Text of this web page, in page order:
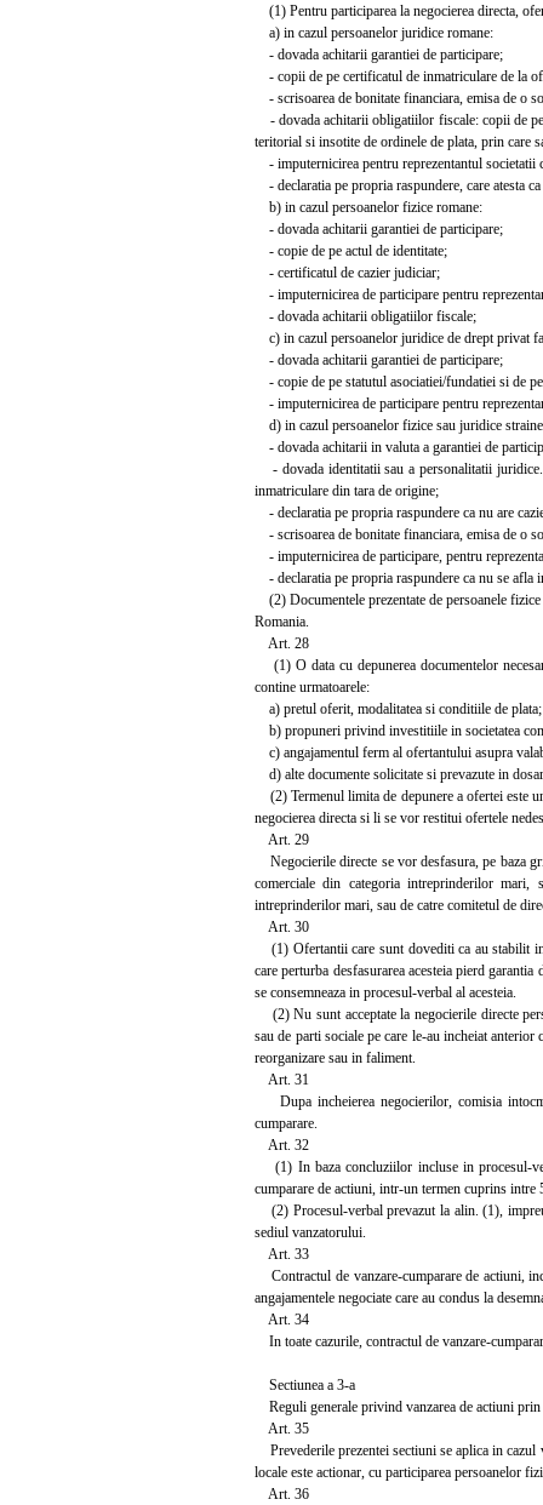
(1) Pentru participarea la negocierea directa,
a) in cazul persoanelor juridice romane:
- dovada achitarii garantiei de participare;
- copii de pe certificatul de inmatriculare de la
- scrisoarea de bonitate financiara, emisa de o
- dovada achitarii obligatiilor fiscale: copii de pe
teritorial si insotite de ordinele de plata, prin care
- imputernicirea pentru reprezentantul societatii
- declaratia pe propria raspundere, care atesta
b) in cazul persoanelor fizice romane:
- dovada achitarii garantiei de participare;
- copie de pe actul de identitate;
- certificatul de cazier judiciar;
- imputernicirea de participare pentru
- dovada achitarii obligatiilor fiscale;
c) in cazul persoanelor juridice de drept privat
- dovada achitarii garantiei de participare;
- copie de pe statutul asociatiei/fundatiei si de
- imputernicirea de participare pentru
d) in cazul persoanelor fizice sau juridice
- dovada achitarii in valuta a garantiei de
- dovada identitatii sau a personalitatii
inmatriculare din tara de origine;
- declaratia pe propria raspundere ca nu are
- scrisoarea de bonitate financiara, emisa de o
- imputernicirea de participare, pentru
- declaratia pe propria raspundere ca nu se afla
(2) Documentele prezentate de persoanele
Romania.
Art. 28
(1) O data cu depunerea documentelor
contine urmatoarele:
a) pretul oferit, modalitatea si conditiile de plata;
b) propuneri privind investitiile in societatea
c) angajamentul ferm al ofertantului asupra
d) alte documente solicitate si prevazute in
(2) Termenul limita de depunere a ofertei este
negocierea directa si li se vor restitui ofertele
Art. 29
Negocierile directe se vor desfasura, pe baza
comerciale din categoria intreprinderilor mari,
intreprinderilor mari, sau de catre comitetul de
Art. 30
(1) Ofertantii care sunt dovediti ca au stabilit
care perturba desfasurarea acesteia pierd
se consemneaza in procesul-verbal al acesteia.
(2) Nu sunt acceptate la negocierile directe
sau de parti sociale pe care le-au incheiat
reorganizare sau in faliment.
Art. 31
Dupa incheierea negocierilor, comisia
cumparare.
Art. 32
(1) In baza concluziilor incluse in procesul-
cumparare de actiuni, intr-un termen cuprins
(2) Procesul-verbal prevazut la alin. (1),
sediul vanzatorului.
Art. 33
Contractul de vanzare-cumparare de actiuni,
angajamentele negociate care au condus la
Art. 34
In toate cazurile, contractul de vanzare-
Sectiunea a 3-a
Reguli generale privind vanzarea de actiuni
Art. 35
Prevederile prezentei sectiuni se aplica in cazul
locale este actionar, cu participarea persoanelor
Art. 36